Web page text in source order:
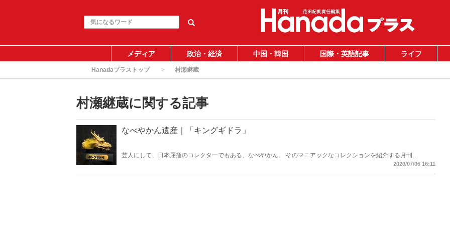
メディア 政治・経済 中国・韓国 国際・英語記事 ライフ
Hanadaプラストップ 村瀬継蔵
村瀬継蔵に関する記事
なべやかん遺産｜「キングギドラ」
芸人にして、日本屈指のコレクターでもある、なべやかん。 そのマニアックなコレクションを紹介する月刊
『Hanada』の好評連載「なべやかん遺産」がますますパワーアップして「Hanadaプラス」にお引越し！ 今回は
2020/07/06 16:11